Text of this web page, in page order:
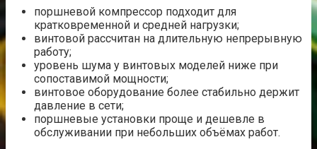
поршневой компрессор подходит для
кратковременной и средней нагрузки;
винтовой рассчитан на длительную непрерывную
работу;
уровень шума у винтовых моделей ниже при
сопоставимой мощности;
винтовое оборудование более стабильно держит
давление в сети;
поршневые установки проще и дешевле в
обслуживании при небольших объёмах работ.